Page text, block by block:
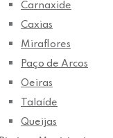
Carnaxide
Caxias
Miraflores
Paço de Arcos
Oeiras
Talaíde
Queijas